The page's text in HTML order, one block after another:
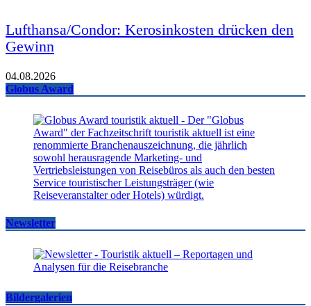
Lufthansa/Condor: Kerosinkosten drücken den
Gewinn
04.08.2026
Globus Award
Newsletter
Bildergalerien